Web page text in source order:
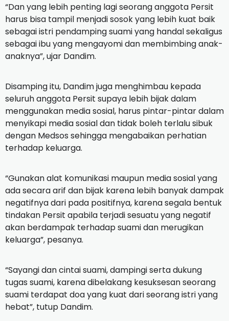
“Dan yang lebih penting lagi seorang anggota Persit
harus bisa tampil menjadi sosok yang lebih kuat baik
sebagai istri pendamping suami yang handal sekaligus
sebagai ibu yang mengayomi dan membimbing anak-
anaknya”, ujar Dandim.
Disamping itu, Dandim juga menghimbau kepada
seluruh anggota Persit supaya lebih bijak dalam
menggunakan media sosial, harus pintar-pintar dalam
menyikapi media sosial dan tidak boleh terlalu sibuk
dengan Medsos sehingga mengabaikan perhatian
terhadap keluarga.
“Gunakan alat komunikasi maupun media sosial yang
ada secara arif dan bijak karena lebih banyak dampak
negatifnya dari pada positifnya, karena segala bentuk
tindakan Persit apabila terjadi sesuatu yang negatif
akan berdampak terhadap suami dan merugikan
keluarga”, pesanya.
“Sayangi dan cintai suami, dampingi serta dukung
tugas suami, karena dibelakang kesuksesan seorang
suami terdapat doa yang kuat dari seorang istri yang
hebat”, tutup Dandim.